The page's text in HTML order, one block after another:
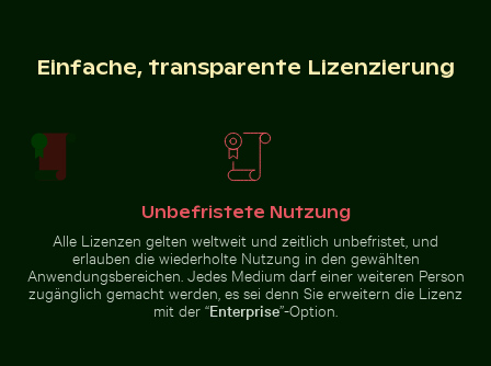
Nachtansicht von Lissabon mit
Aussichtspunkt Miradouro da Wasser
Verbranntes Streichholz mit Budget-Text
Verbranntes Streichholz mit Unteransicht der Brooklyn-
Flugzeug über den WolkenGefrorene Landschaft am
Einfache, transparente Lizenzierung
Unbefristete Nutzung
Alle Lizenzen gelten weltweit und zeitlich unbefristet, und
erlauben die wiederholte Nutzung in den gewählten
Anwendungsbereichen. Jedes Medium darf einer weiteren Person
zugänglich gemacht werden, es sei denn Sie erweitern die Lizenz
mit der “Enterprise”-Option.